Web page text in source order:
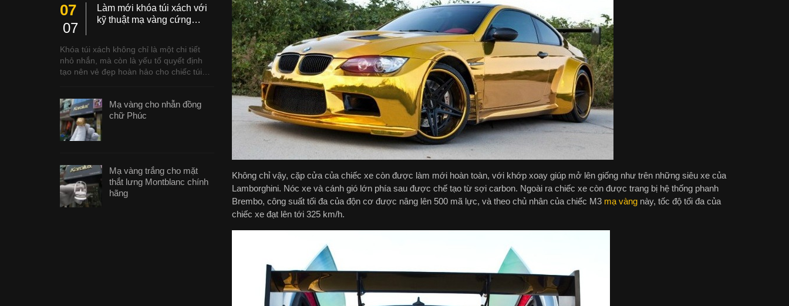
Không chỉ vậy, cặp cửa của chiếc xe còn được làm mới hoàn toàn, với khớp xoay giúp mở lên giống như trên những siêu xe của
Lamborghini. Nóc xe và cánh gió lớn phía sau được chế tạo từ sợi carbon. Ngoài ra chiếc xe còn được trang bị hệ thống phanh
Brembo, công suất tối đa của độn cơ được nâng lên 500 mã lực, và theo chủ nhân của chiếc M3 mạ vàngnày, tốc độ tối đa của
chiếc xe đạt lên tới 325 km/h.
07
07
Làm mới khóa túi xách với
kỹ thuật mạ vàng cứng…
Khóa túi xách không chỉ là một chi tiết
nhỏ nhắn, mà còn là yếu tố quyết định
tạo nên vẻ đẹp hoàn hảo cho chiếc túi…
Mạ vàng cho nhẫn đồng
chữ Phúc
Mạ vàng trắng cho mặt
thắt lưng Montblanc chính
hãng